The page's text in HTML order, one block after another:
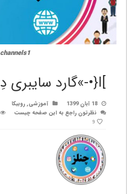
channels1
]I{•-»گارد سایبری دِرام هک«-•}I[
18 آبان 1399 آموزشی,روبیکا
نظرتون راجع به این صفحه چیست
9